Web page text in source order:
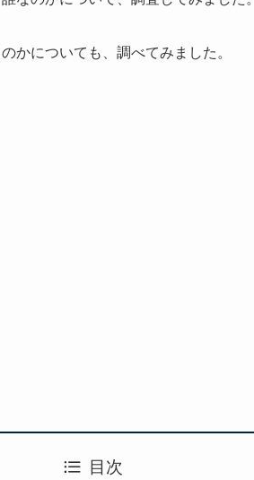
かについても、調べてみました。
目次